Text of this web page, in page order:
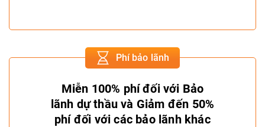
Phí bảo lãnh
Miễn 100% phí đối với Bảo
lãnh dự thầu và Giảm đến 50%
phí đối với các bảo lãnh khác